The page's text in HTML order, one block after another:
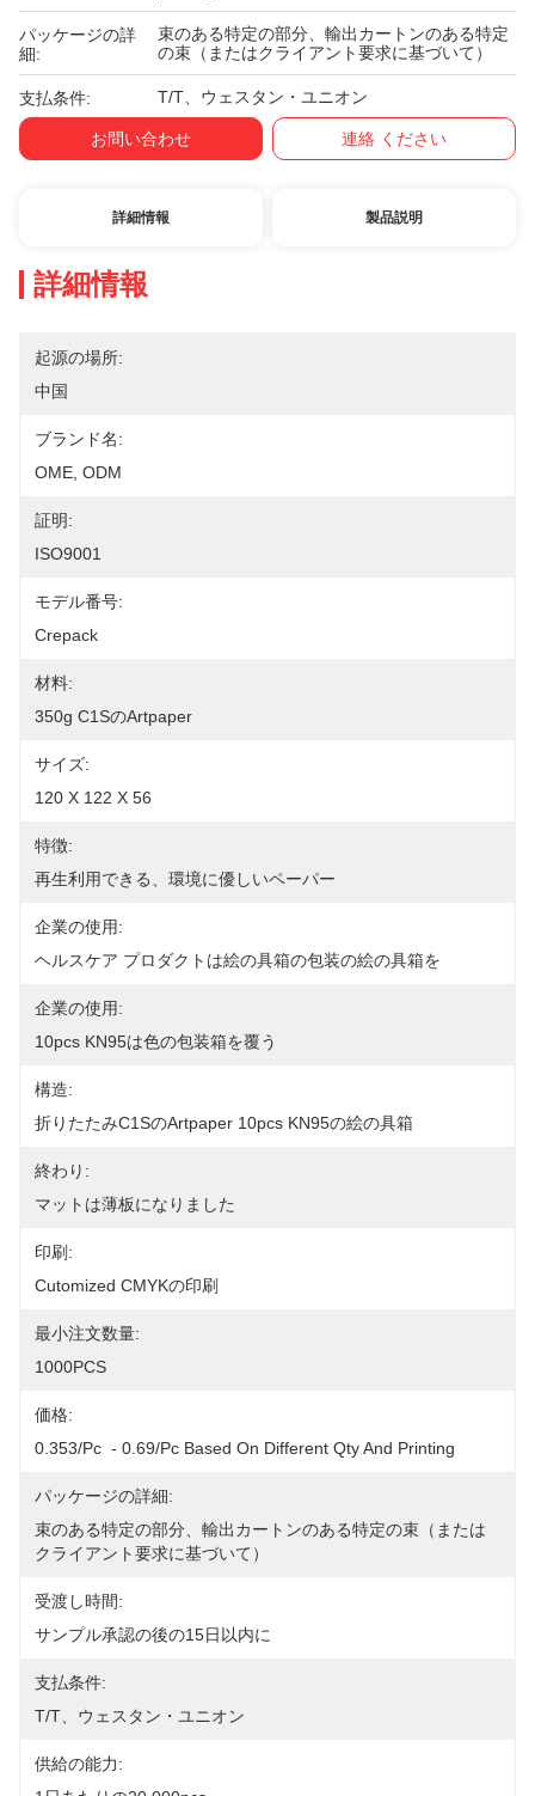
パッケージの詳
細:
束のある特定の部分、輸出カートンのある特定
の束（またはクライアント要求に基づいて）
支払条件: T/T、ウェスタン・ユニオン
お問い合わせ 連絡 ください
詳細情報 製品説明
詳細情報
起源の場所:
中国
ブランド名:
OME, ODM
証明:
ISO9001
モデル番号:
Crepack
材料:
350g C1Sのartpaper
サイズ:
120 X 122 X 56
特徴:
再生利用できる、環境に優しいペーパー
企業の使用:
ヘルスケア プロダクトは絵の具箱の包装の絵の具箱を
企業の使用:
10pcs KN95は色の包装箱を覆う
構造:
折りたたみC1Sのartpaper 10pcs KN95の絵の具箱
終わり:
マットは薄板になりました
印刷:
Cutomized CMYKの印刷
最小注文数量:
1000PCS
価格:
0.353/pc  - 0.69/pc Based On Different Qty And Printing
パッケージの詳細:
束のある特定の部分、輸出カートンのある特定の束（または
クライアント要求に基づいて）
受渡し時間:
サンプル承認の後の15日以内に
支払条件:
T/T、ウェスタン・ユニオン
供給の能力: